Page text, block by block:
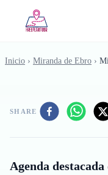
Inicio › Miranda de Ebro ›
SHARE
Agenda